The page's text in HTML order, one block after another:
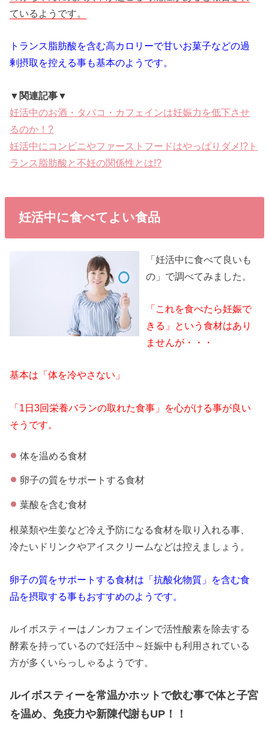
ているようです。
トランス脂肪酸を含む高カロリーで甘いお菓子などの過
剰摂取を控える事も基本のようです。
▼関連記事▼
妊活中のお酒・タバコ・カフェインは妊娠力を低下させ
るのか！?
妊活中にコンビニやファーストフードはやっぱりダメ!?ト
ランス脂肪酸と不妊の関係性とは!?
妊活中に食べてよい食品
「妊活中に食べて良いも
の」で調べてみました。
「これを食べたら妊娠で
きる」という食材はあり
ませんが・・・
基本は「体を冷やさない」
「1日3回栄養バランの取れた食事」を心がける事が良い
そうです。
体を温める食材
卵子の質をサポートする食材
葉酸を含む食材
根菜類や生姜など冷え予防になる食材を取り入れる事、
冷たいドリンクやアイスクリームなどは控えましょう。
卵子の質をサポートする食材は「抗酸化物質」を含む食
品を摂取する事もおすすめのようです。
ルイボスティーはノンカフェインで活性酸素を除去する
酵素を持っているので妊活中～妊娠中も利用されている
方が多くいらっしゃるようです。
ルイボスティーを常温かホットで飲む事で体と子宮
を温め、免疫力や新陳代謝もUP！！